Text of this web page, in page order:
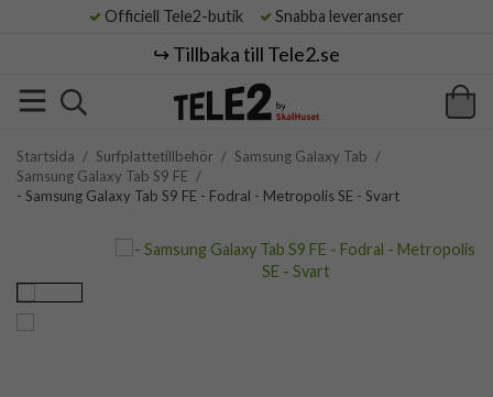
Officiell Tele2-butik Snabba leveranser
↪️ Tillbaka till Tele2.se
Startsida / Surfplattetillbehör / Samsung Galaxy Tab /
Samsung Galaxy Tab S9 FE /
- Samsung Galaxy Tab S9 FE - Fodral - Metropolis SE - Svart